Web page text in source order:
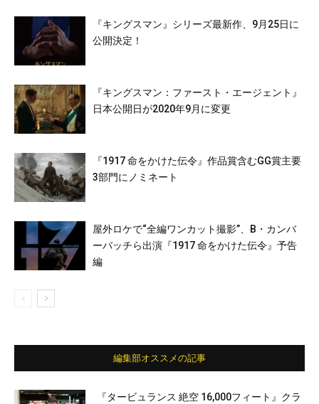
『キングスマン』シリーズ最新作、9月25日に
公開決定！
『キングスマン：ファースト・エージェント』
日本公開日が2020年9月に変更
『1917 命をかけた伝令』作品賞含むGG賞主要
3部門にノミネート
屋外ロケで“全編ワンカット撮影”、B・カンバ
ーバッチら出演『1917 命をかけた伝令』予告
編
編集部オススメの記事
『タービュランス 絶空 16,000フィート』クラ